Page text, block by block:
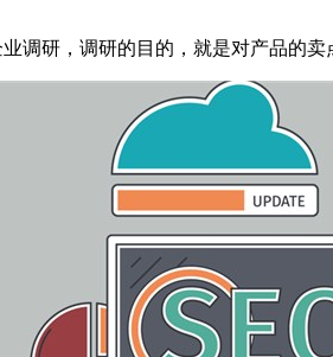
研，调研的目的，就是对产品的卖